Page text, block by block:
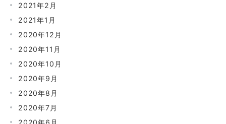
2021年2月
2021年1月
2020年12月
2020年11月
2020年10月
2020年9月
2020年8月
2020年7月
2020年6月